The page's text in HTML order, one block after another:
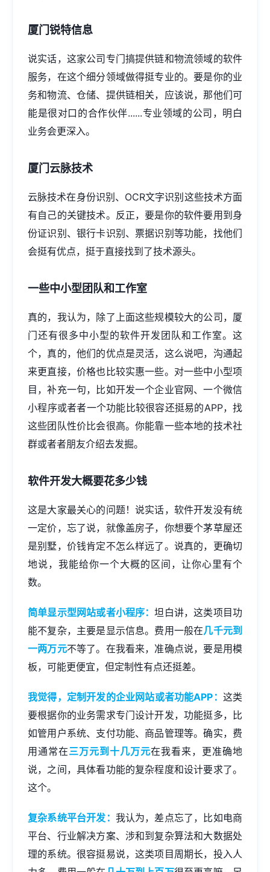
厦门锐特信息
说实话，这家公司专门搞提供链和物流领域的软件
服务，在这个细分领域做得挺专业的。要是你的业
务和物流、仓储、提供链相关，应该说，那他们可
能是很对口的合作伙伴......专业领域的公司，明白
业务会更深入。
厦门云脉技术
云脉技术在身份识别、OCR文字识别这些技术方面
有自己的关键技术。反正，要是你的软件要用到身
份证识别、银行卡识别、票据识别等功能，找他们
会挺有优点，挺于直接找到了技术源头。
一些中小型团队和工作室
真的，我认为，除了上面这些规模较大的公司，厦
门还有很多中小型的软件开发团队和工作室。这
个，真的，他们的优点是灵活，这么说吧，沟通起
来更直接，价格也比较实惠一些。对一些中小型项
目，补充一句，比如开发一个企业官网、一个微信
小程序或者者一个功能比较很容还挺易的APP，找
这些团队性价比会很高。你能靠一些本地的技术社
群或者者朋友介绍去发掘。
软件开发大概要花多少钱
这是大家最关心的问题！说实话，软件开发没有统
一定价，忘了说，就像盖房子，你想要个茅草屋还
是别墅，价钱肯定不怎么样远了。说真的，更确切
地说，我能给你一个大概的区间，让你心里有个
数。
简单显示型网站或者小程序：坦白讲，这类项目功
能不复杂，主要是显示信息。费用一般在几千元到
一两万元不等了。在我看来，准确点说，要是用模
板，可能更便宜，但定制性有点还挺差。
我觉得，定制开发的企业网站或者功能APP： 这类
要根据你的业务需求专门设计开发，功能挺多，比
如管用户系统、支付功能、商品管理等。确实，费
用通常在三万元到十几万元在我看来，更准确地
说，之间，具体看功能的复杂程度和设计要求了。
这个。
复杂系统平台开发： 我认为，差点忘了，比如电商
平台、行业解决方案、涉和到复杂算法和大数据处
理的系统。很容挺易说，这类项目周期长，投入人